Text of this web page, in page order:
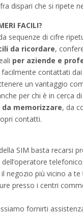
dispari che si ripete
FACILI?
sequenze di cifre
da ricordare,
per aziende e
contattati
un vantaggio
per chi è in cerca
da memorizzare, da
contatti.
SIM basta recarsi
telefonico.
negozio più vicino a
presso i centri
fornirti